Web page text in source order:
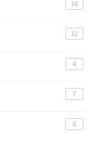
16
12
4
7
6